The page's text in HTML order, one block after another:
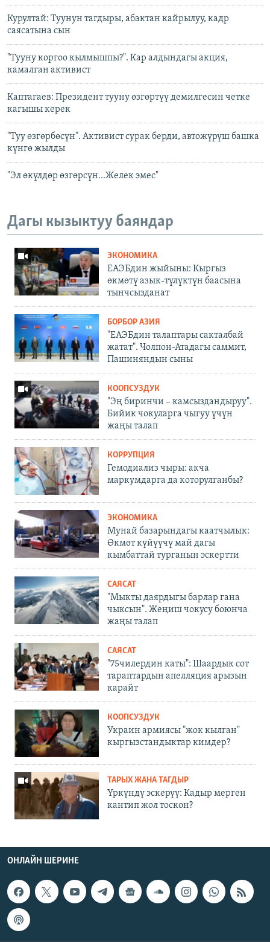
Курултай: Туунун тагдыры, абактан кайрылуу, кадр
саясатына сын
"Тууну коргоо кылмышпы?". Кар алдындагы акция,
камалган активист
Каптагаев: Президент тууну өзгөртүү демилгесин четке
кагышы керек
"Туу өзгөрбөсүн". Активист сурак берди, автожүрүш башка
күнгө жылды
"Эл өкүлдөр өзгөрсүн...Желек эмес"
Дагы кызыктуу баяндар
ЭКОНОМИКА
ЕАЭБдин жыйыны: Кыргыз
өкмөтү азык-түлүктүн баасына
тынчсызданат
БОРБОР АЗИЯ
"ЕАЭБдин талаптары сакталбай
жатат". Чолпон-Атадагы саммит,
Пашиняндын сыны
КООПСУЗДУК
"Эң биринчи – камсыздандыруу".
Бийик чокуларга чыгуу үчүн
жаңы талап
КОРРУПЦИЯ
Гемодиализ чыры: акча
маркумдарга да которулганбы?
ЭКОНОМИКА
Мунай базарындагы каатчылык:
Өкмөт күйүүчү май дагы
кымбаттай турганын эскертти
САЯСАТ
"Мыкты даярдыгы барлар гана
чыксын". Жеңиш чокусу боюнча
жаңы талап
САЯСАТ
"75чилердин каты": Шаардык сот
тараптардын апелляция арызын
карайт
КООПСУЗДУК
Украин армиясы "жок кылган"
кыргызстандыктар кимдер?
ТАРЫХ ЖАНА ТАГДЫР
Үркүндү эскерүү: Кадыр мерген
кантип жол тоскон?
ОНЛАЙН ШЕРИНЕ